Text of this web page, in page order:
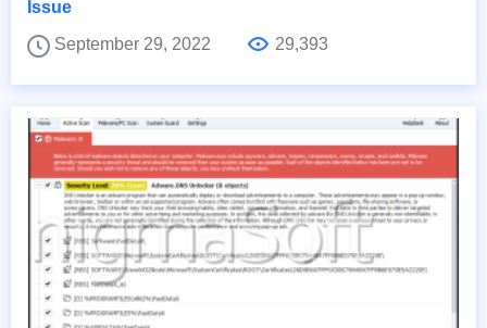
Issue
September 29, 2022
29,393